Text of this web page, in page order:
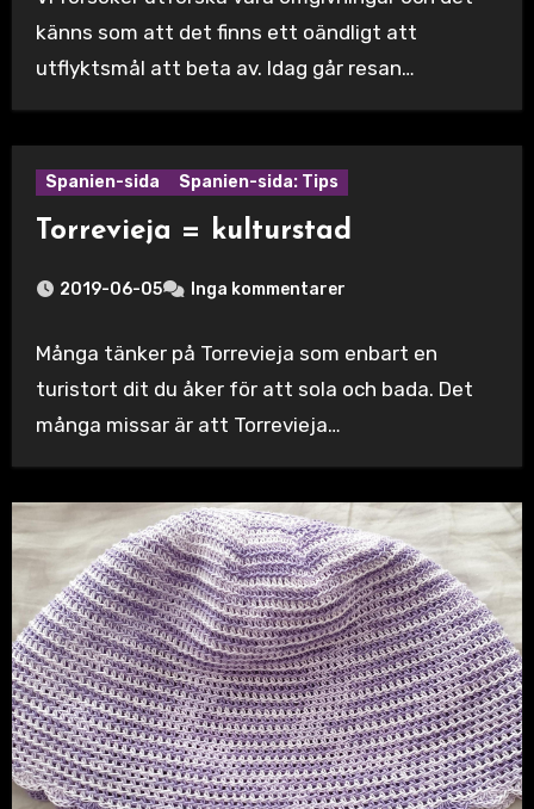
känns som att det finns ett oändligt att
utflyktsmål att beta av. Idag går resan…
Spanien-sida Spanien-sida: Tips
Torrevieja = kulturstad
2019-06-05 Inga kommentarer
Många tänker på Torrevieja som enbart en
turistort dit du åker för att sola och bada. Det
många missar är att Torrevieja…